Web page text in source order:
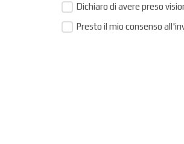
Dichiaro di avere preso
Presto il mio consenso